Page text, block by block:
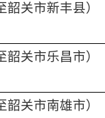
关市新丰县）
关市乐昌市）
关市南雄市）